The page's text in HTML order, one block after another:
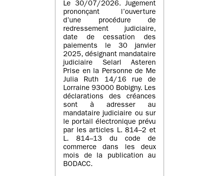
Le 30/07/2026. Jugement
prononçant l’ouverture
d’une procédure de
redressement judiciaire,
date de cessation des
paiements le 30 janvier
2025, désignant mandataire
judiciaire Selarl Asteren
Prise en la Personne de Me
Julia Ruth 14/16 rue de
Lorraine 93000 Bobigny. Les
déclarations des créances
sont à adresser au
mandataire judiciaire ou sur
le portail électronique prévu
par les articles L. 814–2 et
L. 814–13 du code de
commerce dans les deux
mois de la publication au
BODACC.